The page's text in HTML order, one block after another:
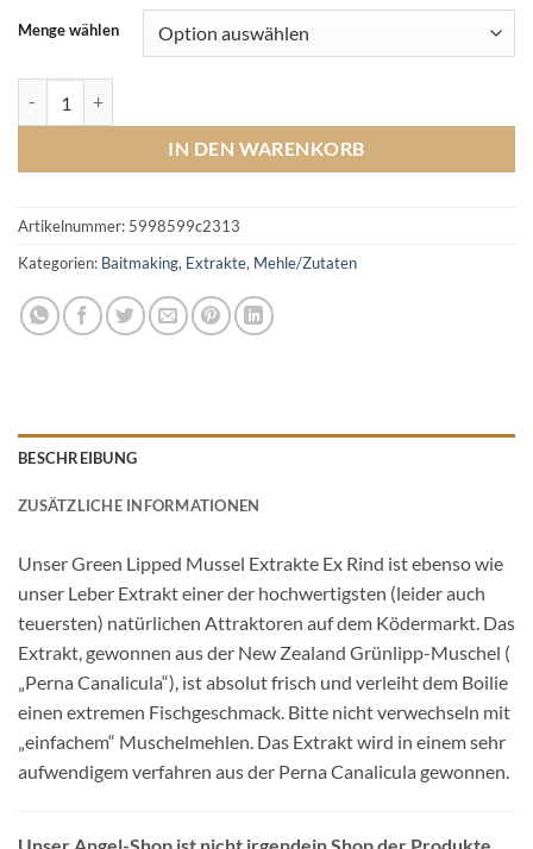
Menge wählen
IN DEN WARENKORB
Artikelnummer: 5998599c2313
Kategorien: Baitmaking, Extrakte, Mehle/Zutaten
BESCHREIBUNG
ZUSÄTZLICHE INFORMATIONEN
Unser Green Lipped Mussel Extrakte Ex Rind ist ebenso wie
unser Leber Extrakt einer der hochwertigsten (leider auch
teuersten) natürlichen Attraktoren auf dem Ködermarkt. Das
Extrakt, gewonnen aus der New Zealand Grünlipp-Muschel (
„Perna Canalicula“), ist absolut frisch und verleiht dem Boilie
einen extremen Fischgeschmack. Bitte nicht verwechseln mit
„einfachem“ Muschelmehlen. Das Extrakt wird in einem sehr
aufwendigem verfahren aus der Perna Canalicula gewonnen.
Unser Angel-Shop ist nicht irgendein Shop der Produkte